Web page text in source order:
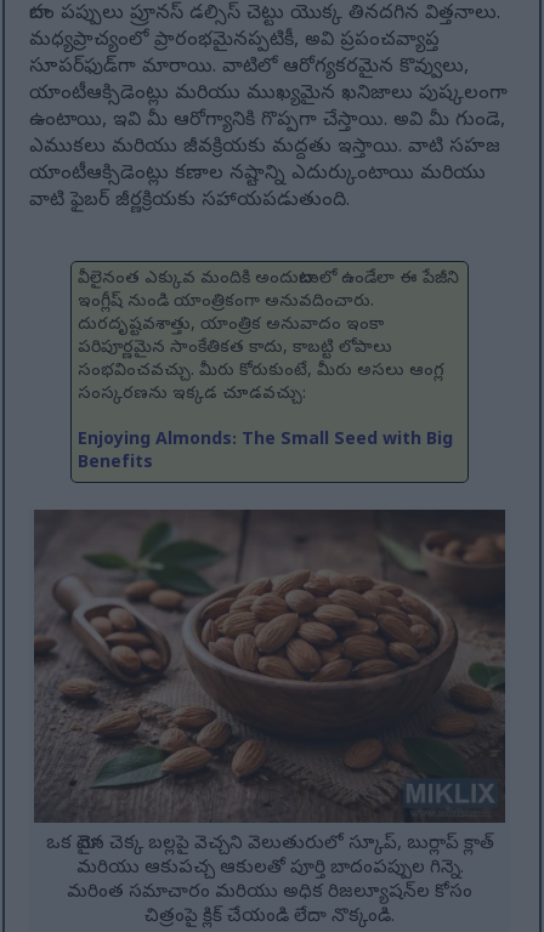
బాదం పప్పులు ప్రూనస్ డల్సిస్ చెట్టు యొక్క తినదగిన విత్తనాలు.
మధ్యప్రాచ్యంలో ప్రారంభమైనప్పటికీ, అవి ప్రపంచవ్యాప్త
సూపర్‌ఫుడ్‌గా మారాయి. వాటిలో ఆరోగ్యకరమైన కొవ్వులు,
యాంటీఆక్సిడెంట్లు మరియు ముఖ్యమైన ఖనిజాలు పుష్కలంగా
ఉంటాయి, ఇవి మీ ఆరోగ్యానికి గొప్పగా చేస్తాయి. అవి మీ గుండె,
ఎముకలు మరియు జీవక్రియకు మద్దతు ఇస్తాయి. వాటి సహజ
యాంటీఆక్సిడెంట్లు కణాల నష్టాన్ని ఎదుర్కుంటాయి మరియు
వాటి ఫైబర్ జీర్ణక్రియకు సహాయపడుతుంది.
వీలైనంత ఎక్కువ మందికి అందుబాటులో ఉండేలా ఈ పేజీని
ఇంగ్లీష్ నుండి యాంత్రికంగా అనువదించారు.
దురదృష్టవశాత్తు, యాంత్రిక అనువాదం ఇంకా
పరిపూర్ణమైన సాంకేతికత కాదు, కాబట్టి లోపాలు
సంభవించవచ్చు. మీరు కోరుకుంటే, మీరు అసలు ఆంగ్ల
సంస్కరణను ఇక్కడ చూడవచ్చు:
Enjoying Almonds: The Small Seed with Big
Benefits
ఒక మోటైన చెక్క బల్లపై వెచ్చని వెలుతురులో స్కూప్, బుర్లాప్ క్లాత్
మరియు ఆకుపచ్చ ఆకులతో పూర్తి బాదంపప్పుల గిన్నె.
మరింత సమాచారం మరియు అధిక రిజల్యూషన్‌ల కోసం
చిత్రంపై క్లిక్ చేయండి లేదా నొక్కండి.